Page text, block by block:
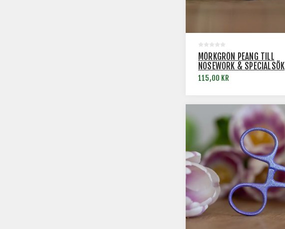
MÖRKGRÖN PEANG TILL
NOSEWORK & SPECIALSÖK
115,00 KR